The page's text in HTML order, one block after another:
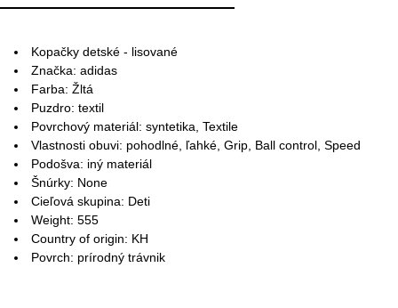
Kopačky detské - lisované
Značka: adidas
Farba: Žltá
Puzdro: textil
Povrchový materiál: syntetika, Textile
Vlastnosti obuvi: pohodlné, ľahké, Grip, Ball control, Speed
Podošva: iný materiál
Šnúrky: None
Cieľová skupina: Deti
Weight: 555
Country of origin: KH
Povrch: prírodný trávnik